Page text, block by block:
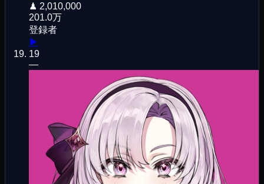
♟ 2,010,000
201.0万
登録者
▶
19
—